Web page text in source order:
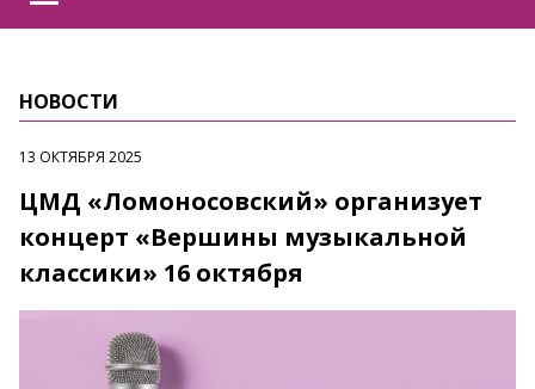
НОВОСТИ
13 ОКТЯБРЯ 2025
ЦМД «Ломоносовский» организует
концерт «Вершины музыкальной
классики» 16 октября